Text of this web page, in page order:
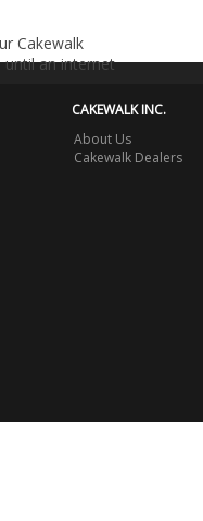
Cakewalk
an internet
CAKEWALK INC.
About Us
Cakewalk Dealers